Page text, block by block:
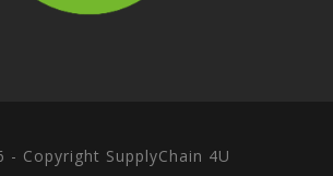
- Copyright SupplyChain 4U